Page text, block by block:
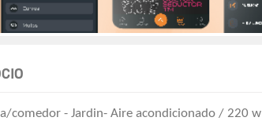
comedor - Jardin- Aire acondicionado / 220 w